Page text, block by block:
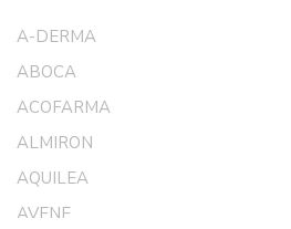
A-DERMA
ABOCA
ACOFARMA
ALMIRON
AQUILEA
AVENE